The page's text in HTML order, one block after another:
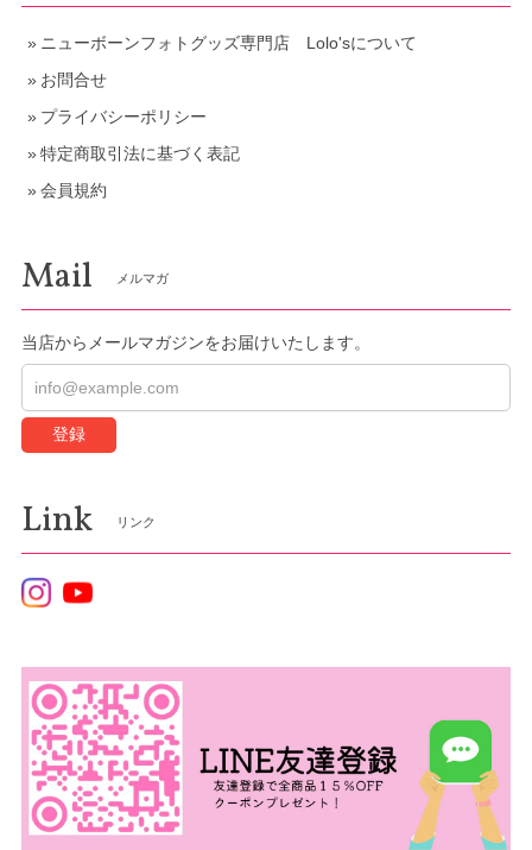
ニューボーンフォトグッズ専門店 Lolo'sについて
お問合せ
プライバシーポリシー
特定商取引法に基づく表記
会員規約
Mail メルマガ
当店からメールマガジンをお届けいたします。
登録
Link リンク